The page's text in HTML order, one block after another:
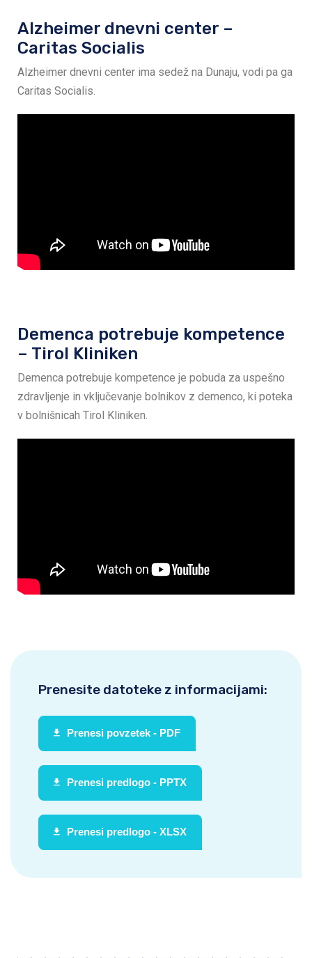
Alzheimer dnevni center –
Caritas Socialis
Alzheimer dnevni center ima sedež na Dunaju, vodi pa ga
Caritas Socialis.
Demenca potrebuje kompetence
– Tirol Kliniken
Demenca potrebuje kompetence je pobuda za uspešno
zdravljenje in vključevanje bolnikov z demenco, ki poteka
v bolnišnicah Tirol Kliniken.
Prenesite datoteke z informacijami:
Prenesi povzetek - PDF
Prenesi predlogo - PPTX
Prenesi predlogo - XLSX